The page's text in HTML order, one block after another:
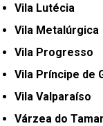
Vila Lutécia
Vila Metalúrgica
Vila Progresso
Vila Príncipe de
Vila Valparaíso
Várzea do